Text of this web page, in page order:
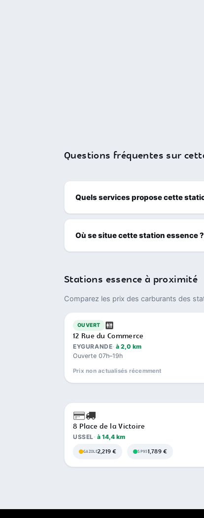
Questions fréquentes sur
Quels services propose cette
Où se situe cette station essence ?
Stations essence à proximité
Comparez les prix des carburants des
OUVERT
12 Rue du Commerce
EYGURANDE à 2,0 km
Ouverte 07h–19h
Prix non actualisés récemment
8 Place de la Victoire
USSEL à 14,4 km
GAZOLE2,219 € SP951,789 €